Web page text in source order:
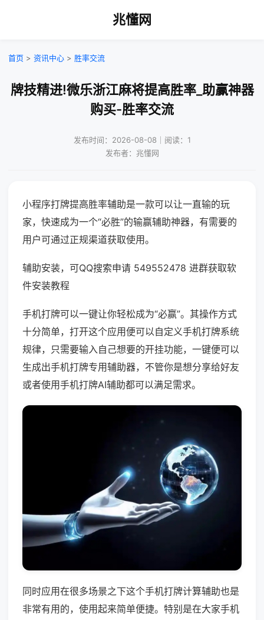
兆懂网
首页 > 资讯中心 > 胜率交流
牌技精进!微乐浙江麻将提高胜率_助赢神器
购买-胜率交流
发布时间：2026-08-08｜阅读：1
发布者：兆懂网
小程序打牌提高胜率辅助是一款可以让一直输的玩
家，快速成为一个“必胜”的输赢辅助神器，有需要的
用户可通过正规渠道获取使用。
辅助安装，可QQ搜索申请 549552478 进群获取软
件安装教程
手机打牌可以一键让你轻松成为“必赢”。其操作方式
十分简单，打开这个应用便可以自定义手机打牌系统
规律，只需要输入自己想要的开挂功能，一键便可以
生成出手机打牌专用辅助器，不管你是想分享给好友
或者使用手机打牌AI辅助都可以满足需求。
同时应用在很多场景之下这个手机打牌计算辅助也是
非常有用的，使用起来简单便捷。特别是在大家手机